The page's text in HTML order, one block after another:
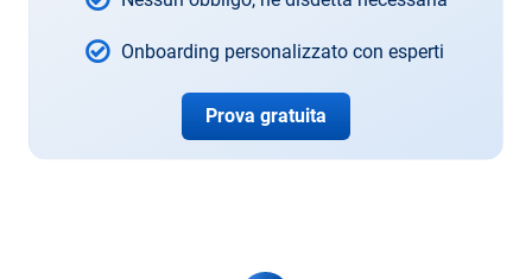
Onboarding personalizzato con esperti
Prova gratuita